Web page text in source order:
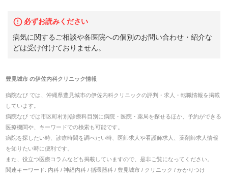
必ずお読みください
病気に関するご相談や各医院への個別のお問い合わせ・紹介な
どは受け付けておりません。
豊見城市の伊佐内科クリニック情報
病院なび では、 沖縄県豊見城市の伊佐内科クリニックの評判・求人・転職情報を掲載
しています。
病院なび では市区町村別/診療科目別に病院・医院・薬局を探せるほか、予約ができる
医療機関や、キーワードでの検索も可能です。
病院を探したい時、診療時間を調べたい時、医師求人や看護師求人、薬剤師求人情報
を知りたい時に便利です。
また、役立つ医療コラムなども掲載していますので、是非ご覧になってください。
関連キーワード: 内科 / 神経内科 / 循環器科 / 豊見城市 / クリニック / かかりつけ